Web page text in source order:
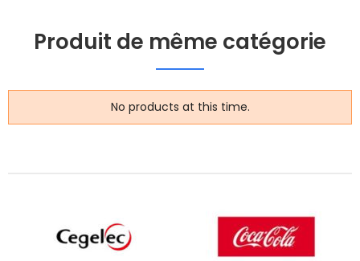
Produit de même catégorie
No products at this time.